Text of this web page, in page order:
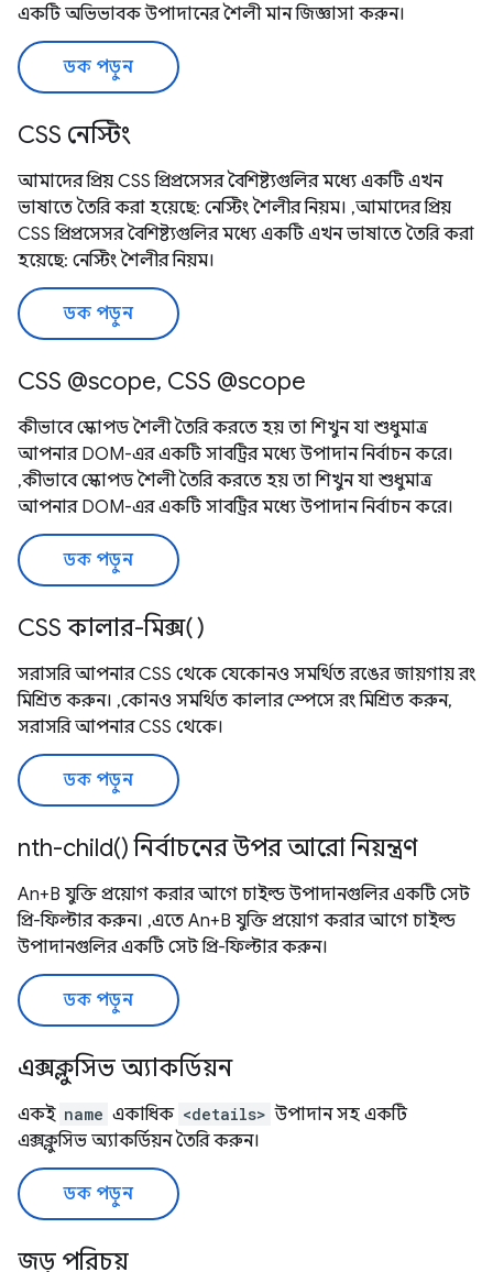
একটি অভিভাবক উপাদানের শৈলী মান জিজ্ঞাসা করুন।
ডক পড়ুন
CSS নেস্টিং
আমাদের প্রিয় CSS প্রিপ্রসেসর বৈশিষ্ট্যগুলির মধ্যে একটি এখন
ভাষাতে তৈরি করা হয়েছে: নেস্টিং শৈলীর নিয়ম। ,আমাদের প্রিয়
CSS প্রিপ্রসেসর বৈশিষ্ট্যগুলির মধ্যে একটি এখন ভাষাতে তৈরি করা
হয়েছে: নেস্টিং শৈলীর নিয়ম।
ডক পড়ুন
CSS @scope, CSS @scope
কীভাবে স্কোপড শৈলী তৈরি করতে হয় তা শিখুন যা শুধুমাত্র
আপনার DOM-এর একটি সাবট্রির মধ্যে উপাদান নির্বাচন করে।
,কীভাবে স্কোপড শৈলী তৈরি করতে হয় তা শিখুন যা শুধুমাত্র
আপনার DOM-এর একটি সাবট্রির মধ্যে উপাদান নির্বাচন করে।
ডক পড়ুন
CSS কালার-মিক্স()
সরাসরি আপনার CSS থেকে যেকোনও সমর্থিত রঙের জায়গায় রং
মিশ্রিত করুন। ,কোনও সমর্থিত কালার স্পেসে রং মিশ্রিত করুন,
সরাসরি আপনার CSS থেকে।
ডক পড়ুন
nth-child() নির্বাচনের উপর আরো নিয়ন্ত্রণ
An+B যুক্তি প্রয়োগ করার আগে চাইল্ড উপাদানগুলির একটি সেট
প্রি-ফিল্টার করুন। ,এতে An+B যুক্তি প্রয়োগ করার আগে চাইল্ড
উপাদানগুলির একটি সেট প্রি-ফিল্টার করুন।
ডক পড়ুন
এক্সক্লুসিভ অ্যাকর্ডিয়ন
একই name একাধিক <details> উপাদান সহ একটি
এক্সক্লুসিভ অ্যাকর্ডিয়ন তৈরি করুন।
ডক পড়ুন
জড় পরিচয়